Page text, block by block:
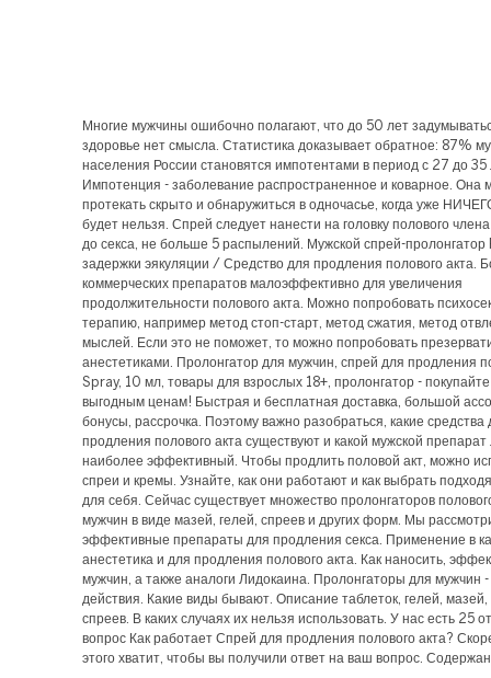
Многие мужчины ошибочно полагают, что до 50 лет
здоровье нет смысла. Статистика доказывает обратное: 87%
населения России становятся импотентами в период с 27 до 35
Импотенция - заболевание распространенное и коварное. Она
протекать скрыто и обнаружиться в одночасье, когда уже
будет нельзя. Спрей следует нанести на головку полового
до секса, не больше 5 распылений. Мужской спрей-пролонгатор
задержки эякуляции / Средство для продления полового акта.
коммерческих препаратов малоэффективно для увеличения
продолжительности полового акта. Можно попробовать
терапию, например метод стоп-старт, метод сжатия, метод
мыслей. Если это не поможет, то можно попробовать
анестетиками. Пролонгатор для мужчин, спрей для продления
Spray, 10 мл, товары для взрослых 18+, пролонгатор -
выгодным ценам! Быстрая и бесплатная доставка, большой
бонусы, рассрочка. Поэтому важно разобраться, какие средства
продления полового акта существуют и какой мужской
наиболее эффективный. Чтобы продлить половой акт, можно
спреи и кремы. Узнайте, как они работают и как выбрать
для себя. Сейчас существует множество пролонгаторов
мужчин в виде мазей, гелей, спреев и других форм. Мы
эффективные препараты для продления секса. Применение в
анестетика и для продления полового акта. Как наносить,
мужчин, а также аналоги Лидокаина. Пролонгаторы для мужчин
действия. Какие виды бывают. Описание таблеток, гелей,
спреев. В каких случаях их нельзя использовать. У нас есть 25
вопрос Как работает Спрей для продления полового акта?
этого хватит, чтобы вы получили ответ на ваш вопрос.